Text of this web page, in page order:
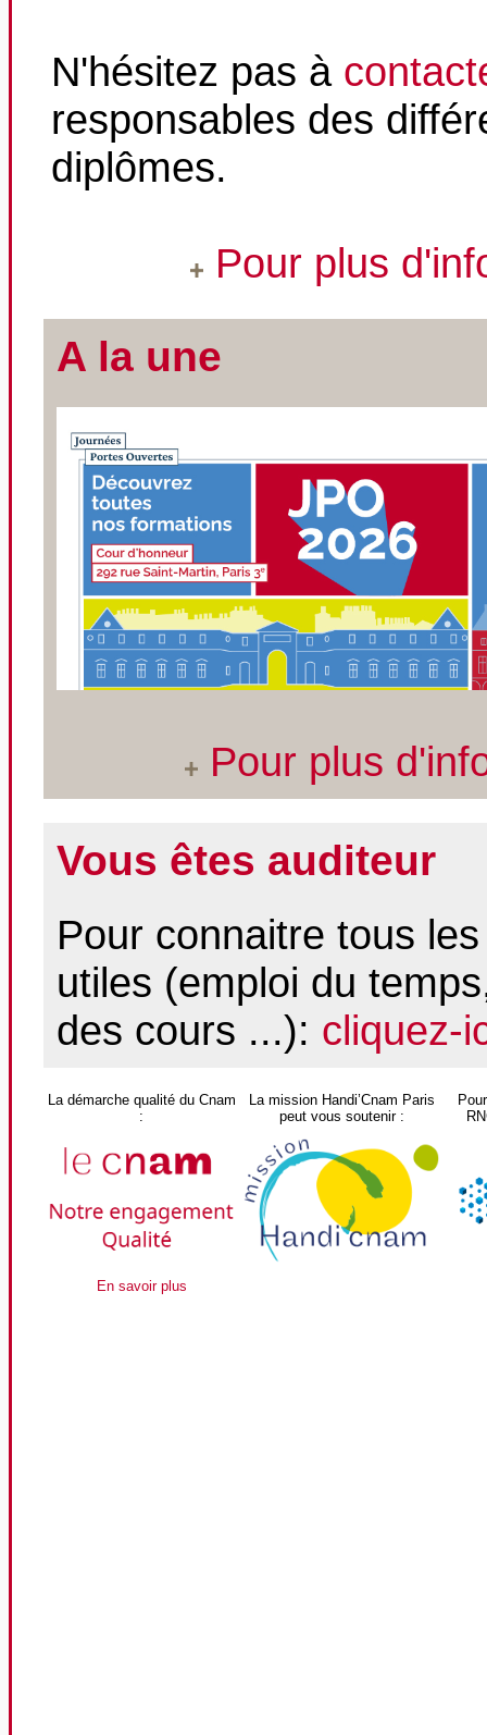
N'hésitez pas à
responsables des
diplômes.
Pour plus
A la une
Pour plus
Vous êtes auditeur
Pour connaitre tous
utiles (emploi du
des cours ...): cliquez-
La démarche qualité du Cnam
:
La mission Handi’Cnam Paris
peut vous soutenir :
En savoir plus